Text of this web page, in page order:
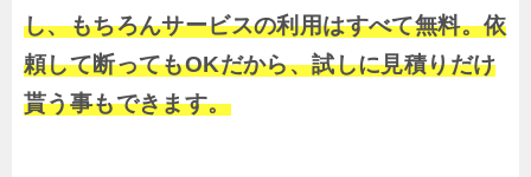
し、もちろんサービスの利用はすべて無料。依
頼して断ってもOKだから、試しに見積りだけ
貰う事もできます。